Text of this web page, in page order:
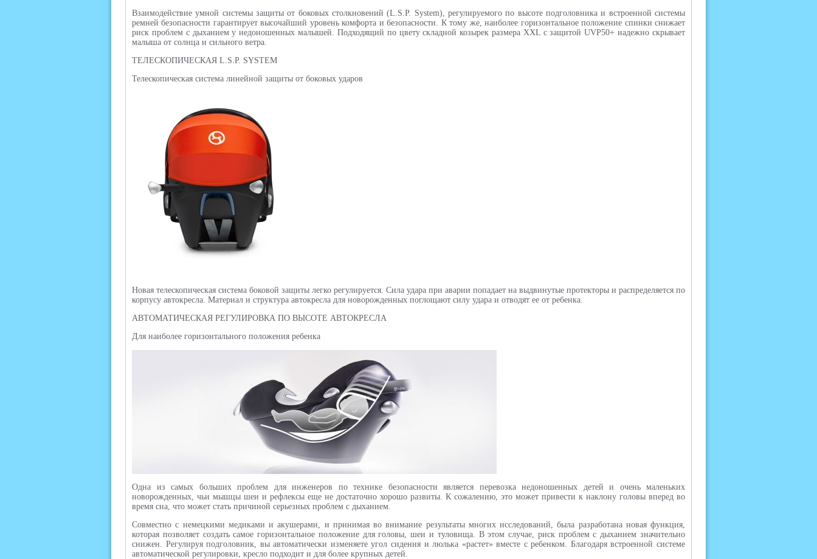
Взаимодействие умной системы защиты от боковых столкновений (L.S.P. System), регулируемого по высоте подголовника и встроенной системы
ремней безопасности гарантирует высочайший уровень комфорта и безопасности. К тому же, наиболее горизонтальное положение спинки снижает
риск проблем с дыханием у недоношенных малышей. Подходящий по цвету складной козырек размера XXL с защитой UVP50+ надежно скрывает
малыша от солнца и сильного ветра.
ТЕЛЕСКОПИЧЕСКАЯ L.S.P. SYSTEM
Телескопическая система линейной защиты от боковых ударов
Новая телескопическая система боковой защиты легко регулируется. Сила удара при аварии попадает на выдвинутые протекторы и распределяется по
корпусу автокресла. Материал и структура автокресла для новорожденных поглощают силу удара и отводят ее от ребенка.
АВТОМАТИЧЕСКАЯ РЕГУЛИРОВКА ПО ВЫСОТЕ АВТОКРЕСЛА
Для наиболее горизонтального положения ребенка
Одна из самых больших проблем для инженеров по технике безопасности является перевозка недоношенных детей и очень маленьких
новорожденных, чьи мышцы шеи и рефлексы еще не достаточно хорошо развиты. К сожалению, это может привести к наклону головы вперед во
время сна, что может стать причиной серьезных проблем с дыханием.
Совместно с немецкими медиками и акушерами, и принимая во внимание результаты многих исследований, была разработана новая функция,
которая позволяет создать самое горизонтальное положение для головы, шеи и туловища. В этом случае, риск проблем с дыханием значительно
снижен. Регулируя подголовник, вы автоматически изменяете угол сидения и люлька «растет» вместе с ребенком. Благодаря встроенной системе
автоматической регулировки, кресло подходит и для более крупных детей.